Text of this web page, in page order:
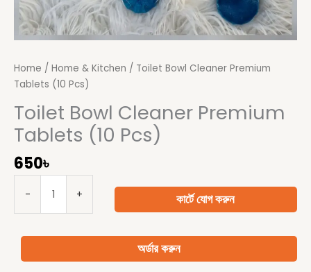
Home / Home & Kitchen / Toilet Bowl Cleaner Premium
Tablets (10 Pcs)
Toilet Bowl Cleaner Premium
Tablets (10 Pcs)
650৳
- + কার্টে যোগ করুন
অর্ডার করুন